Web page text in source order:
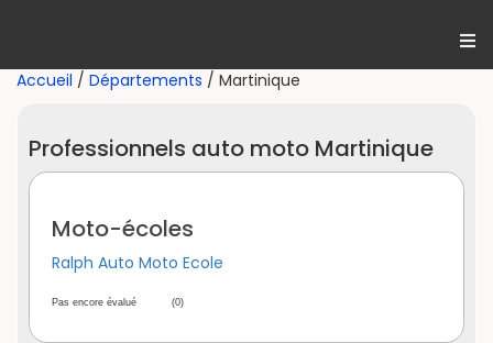
Accueil / Départements / Martinique
Professionnels auto moto Martinique
Moto-écoles
Ralph Auto Moto Ecole
Pas encore évalué (0)